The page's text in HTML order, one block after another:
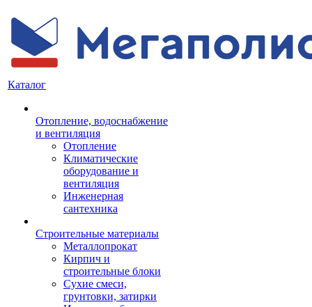
Каталог
Отопление, водоснабжение
и вентиляция
Отопление
Климатические
оборудование и
вентиляция
Инженерная
сантехника
Строительные материалы
Металлопрокат
Кирпич и
строительные блоки
Сухие смеси,
грунтовки, затирки